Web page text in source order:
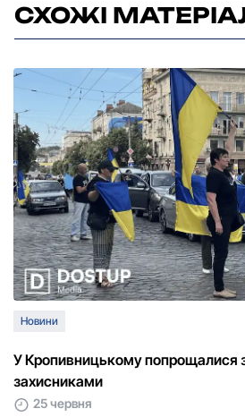
СХОЖІ
Новини
У Кропивницькому попрощалися
захисниками
25 червня